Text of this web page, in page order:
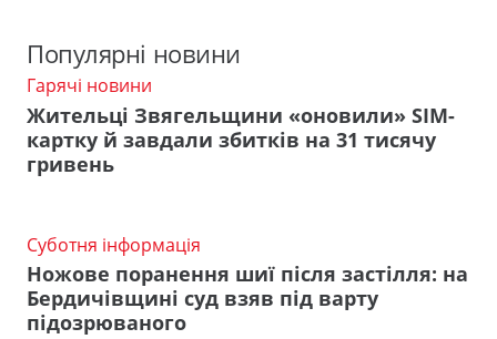
Популярні новини
Гарячі новини
Жительці Звягельщини «оновили» SIM-
картку й завдали збитків на 31 тисячу
гривень
Суботня інформація
Ножове поранення шиї після застілля: на
Бердичівщині суд взяв під варту
підозрюваного